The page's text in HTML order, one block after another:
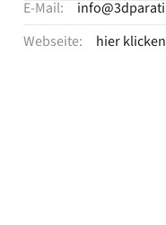
E-Mail:
Webseite:
hier klicken